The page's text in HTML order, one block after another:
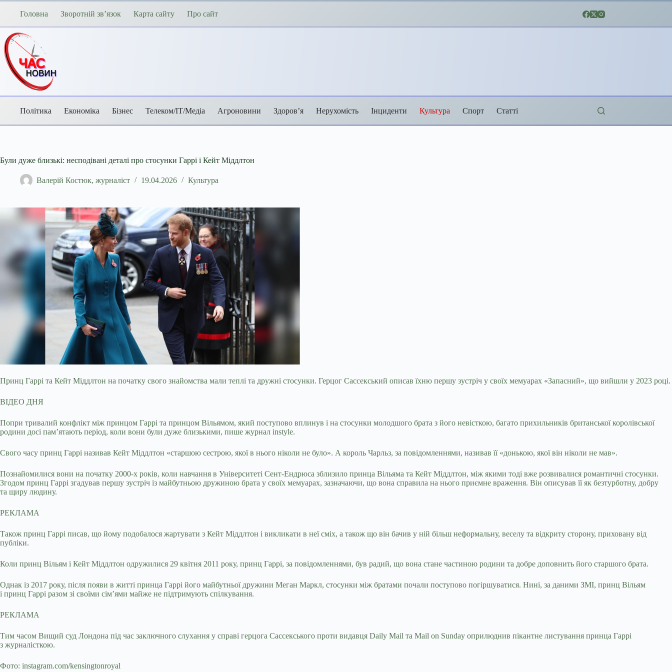
Перейти
Головна Зворотній зв’язок Карта сайту Про сайт
Політика Економіка Бізнес Телеком/ІТ/Медіа Агроновини Здоров’я Нерухомість Інциденти Культура Спорт Статті
Були дуже близькі: несподівані деталі про стосунки Гаррі і Кейт Міддлтон
Валерій Костюк, журналіст 19.04.2026 Культура
Принц Гаррі та Кейт Міддлтон на початку свого знайомства мали теплі та дружні стосунки. Герцог Сассекський описав їхню першу зустріч у своїх мемуарах «Запасний», що вийшли у 2023 році.
ВІДЕО ДНЯ
Попри тривалий конфлікт між принцом Гаррі та принцом Вільямом, який поступово вплинув і на стосунки молодшого брата з його невісткою, багато прихильників британської королівської
родини досі пам’ятають період, коли вони були дуже близькими, пише журнал instyle.
Свого часу принц Гаррі називав Кейт Міддлтон «старшою сестрою, якої в нього ніколи не було». А король Чарльз, за повідомленнями, називав її «донькою, якої він ніколи не мав».
Познайомилися вони на початку 2000-х років, коли навчання в Університеті Сент-Ендрюса зблизило принца Вільяма та Кейт Міддлтон, між якими тоді вже розвивалися романтичні стосунки.
Згодом принц Гаррі згадував першу зустріч із майбутньою дружиною брата у своїх мемуарах, зазначаючи, що вона справила на нього приємне враження. Він описував її як безтурботну, добру
та щиру людину.
РЕКЛАМА
Також принц Гаррі писав, що йому подобалося жартувати з Кейт Міддлтон і викликати в неї сміх, а також що він бачив у ній більш неформальну, веселу та відкриту сторону, приховану від
публіки.
Коли принц Вільям і Кейт Міддлтон одружилися 29 квітня 2011 року, принц Гаррі, за повідомленнями, був радий, що вона стане частиною родини та добре доповнить його старшого брата.
Однак із 2017 року, після появи в житті принца Гаррі його майбутньої дружини Меган Маркл, стосунки між братами почали поступово погіршуватися. Нині, за даними ЗМІ, принц Вільям
і принц Гаррі разом зі своїми сім’ями майже не підтримують спілкування.
РЕКЛАМА
Тим часом Вищий суд Лондона під час заключного слухання у справі герцога Сассекського проти видавця Daily Mail та Mail on Sunday оприлюднив пікантне листування принца Гаррі
з журналісткою.
Фото: instagram.com/kensingtonroyal